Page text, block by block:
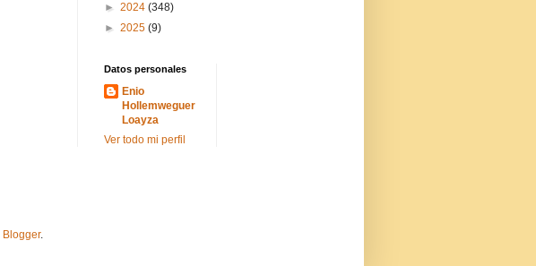
► 2024 (348)
► 2025 (9)
Datos personales
Enio
Hollemweguer
Loayza
Ver todo mi perfil
Blogger.